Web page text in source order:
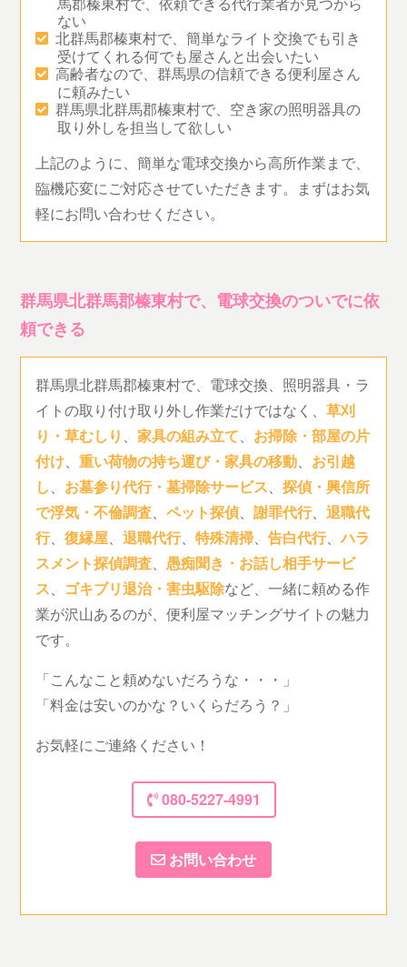
ない
北群馬郡榛東村で、簡単なライト交換でも引き
受けてくれる何でも屋さんと出会いたい
高齢者なので、群馬県の信頼できる便利屋さん
に頼みたい
群馬県北群馬郡榛東村で、空き家の照明器具の
取り外しを担当して欲しい
上記のように、簡単な電球交換から高所作業まで、
臨機応変にご対応させていただきます。まずはお気
軽にお問い合わせください。
群馬県北群馬郡榛東村で、電球交換のついでに依
頼できる
群馬県北群馬郡榛東村で、電球交換、照明器具・ラ
イトの取り付け取り外し作業だけではなく、草刈
り・草むしり 、家具の組み立て、 お掃除・部屋の片
付け、重い荷物の持ち運び・家具の移動、 お引越
し、 お墓参り代行・墓掃除サービス、探偵・興信所
で浮気・不倫調査、ペット探偵、謝罪代行、退職代
行、復縁屋、退職代行、特殊清掃、告白代行、ハラ
スメント探偵調査、愚痴聞き・お話し相手サービ
ス、 ゴキブリ退治・害虫駆除など、一緒に頼める作
業が沢山あるのが、便利屋マッチングサイトの魅力
です。
「こんなこと頼めないだろうな・・・」
「料金は安いのかな？いくらだろう？」
お気軽にご連絡ください！
080-5227-4991
お問い合わせ